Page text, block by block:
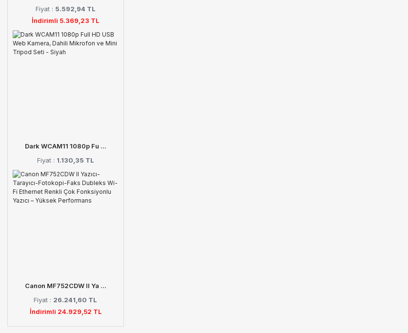
Fiyat : 5.592,94 TL
İndirimli 5.369,23 TL
Dark WCAM11 1080p Fu ...
Fiyat : 1.130,35 TL
Canon MF752CDW II Ya ...
Fiyat : 26.241,60 TL
İndirimli 24.929,52 TL